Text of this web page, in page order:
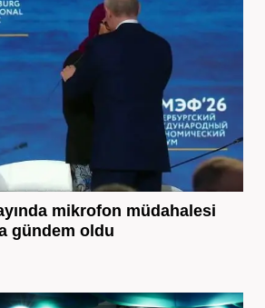
mikrofon müdahalesi
gündem oldu